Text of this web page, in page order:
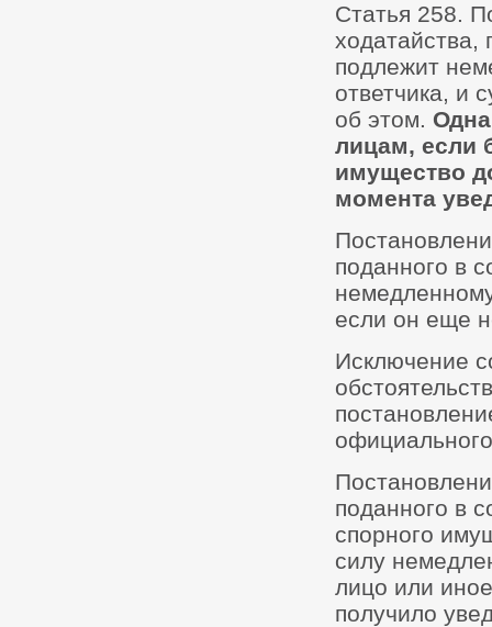
Статья 258.
ходатайства,
подлежит
ответчика, и
об этом.
лицам, если
имущество
момента
поданного в
если он еще
Исключение
поданного в
спорного
силу
лицо или
получило